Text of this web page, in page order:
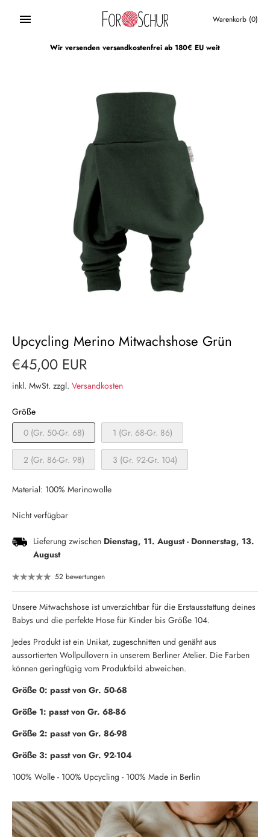
Warenkorb (0)
Wir versenden versandkostenfrei ab 180€ EU weit
Upcycling Merino Mitwachshose Grün
€45,00 EUR
inkl. MwSt. zzgl. Versandkosten
Größe
0 (Gr. 50-Gr. 68)
1 (Gr. 68-Gr. 86)
2 (Gr. 86-Gr. 98) 3 (Gr. 92-Gr. 104)
Material: 100% Merinowolle
Nicht verfügbar
Lieferung zwischen Dienstag, 11. August- Donnerstag, 13.
August
52 bewertungen
Unsere Mitwachshose ist unverzichtbar für die Erstausstattung deines
Babys und die perfekte Hose für Kinder bis Größe 104.
Jedes Produkt ist ein Unikat, zugeschnitten und genäht aus
aussortierten Wollpullovern in unserem Berliner Atelier. Die Farben
können geringfügig vom Produktbild abweichen.
Größe 0: passt von Gr. 50-68
Größe 1: passt von Gr. 68-86
Größe 2: passt von Gr. 86-98
Größe 3: passt von Gr. 92-104
100% Wolle - 100% Upcycling - 100% Made in Berlin